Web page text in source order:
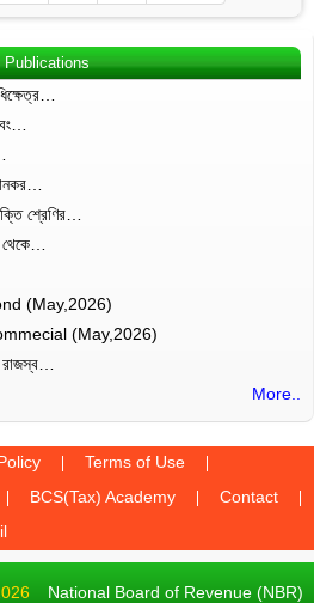
Publications
শ্রেণির…
(May,2026)
(May,2026)
More..
Terms of Use
BCS(Tax) Academy
Contact
National Board of Revenue (NBR)